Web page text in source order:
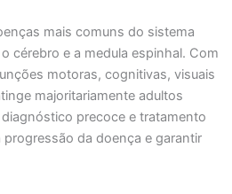
mais comuns do sistema
cérebro e a medula espinhal. Com
motoras, cognitivas, visuais
majoritariamente adultos
precoce e tratamento
da doença e garantir